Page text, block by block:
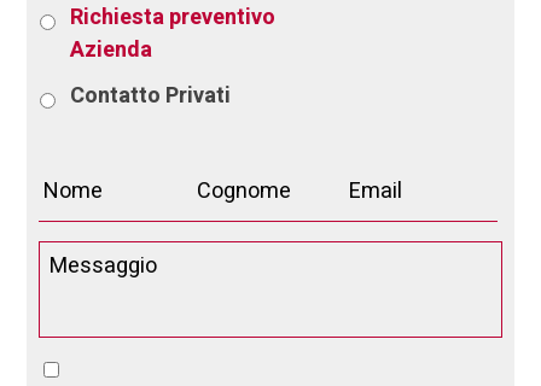
Richiesta preventivo
Azienda
Contatto Privati